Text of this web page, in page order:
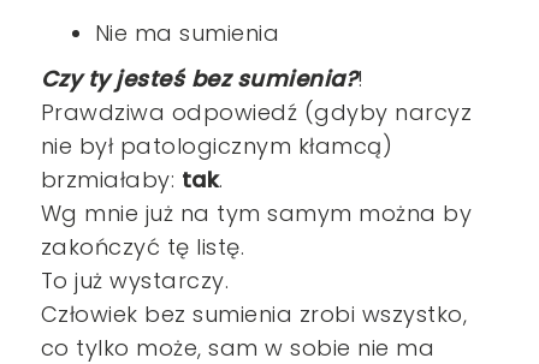
Nie ma sumienia
Czy ty jesteś bez sumienia?!
Prawdziwa odpowiedź (gdyby narcyz
nie był patologicznym kłamcą)
brzmiałaby: tak.
Wg mnie już na tym samym można by
zakończyć tę listę.
To już wystarczy.
Człowiek bez sumienia zrobi wszystko,
co tylko może, sam w sobie nie ma